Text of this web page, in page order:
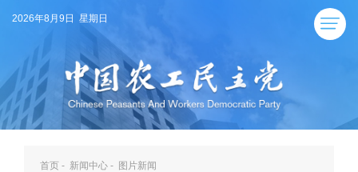
2026年8月9日 星期日
首页 - 新闻中心 - 图片新闻